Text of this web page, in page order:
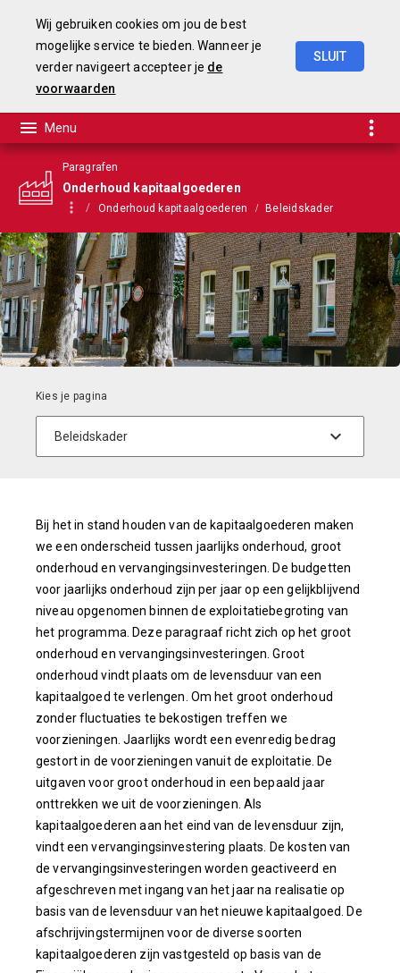
Wij gebruiken cookies om jou de best
mogelijke service te bieden. Wanneer je
verder navigeert accepteer je de
voorwaarden
SLUIT
Paragrafen
Onderhoud kapitaalgoederen
Onderhoud kapitaalgoederen Beleidskader
Bij het in stand houden van de kapitaalgoederen maken
we een onderscheid tussen jaarlijks onderhoud, groot
onderhoud en vervangingsinvesteringen. De budgetten
voor jaarlijks onderhoud zijn per jaar op een gelijkblijvend
niveau opgenomen binnen de exploitatiebegroting van
het programma. Deze paragraaf richt zich op het groot
onderhoud en vervangingsinvesteringen. Groot
onderhoud vindt plaats om de levensduur van een
kapitaalgoed te verlengen. Om het groot onderhoud
zonder fluctuaties te bekostigen treffen we
voorzieningen. Jaarlijks wordt een evenredig bedrag
gestort in de voorzieningen vanuit de exploitatie. De
uitgaven voor groot onderhoud in een bepaald jaar
onttrekken we uit de voorzieningen. Als
kapitaalgoederen aan het eind van de levensduur zijn,
vindt een vervangingsinvestering plaats. De kosten van
de vervangingsinvesteringen worden geactiveerd en
afgeschreven met ingang van het jaar na realisatie op
basis van de levensduur van het nieuwe kapitaalgoed. De
afschrijvingstermijnen voor de diverse soorten
kapitaalgoederen zijn vastgesteld op basis van de